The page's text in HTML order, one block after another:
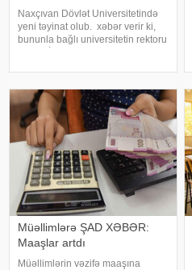
Naxçıvan Dövlət Universitetində
yeni təyinat olub. xəbər verir ki,
bununla bağlı universitetin rektoru
fəlsəfə doktoru Zamin Əliye
Müəllimlərə ŞAD XƏBƏR:
Maaşlar artdı
Müəllimlərin vəzifə maaşına